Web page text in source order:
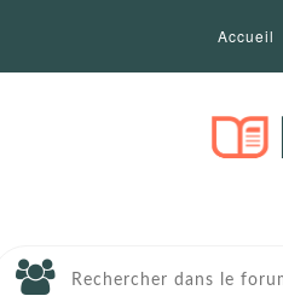
Accueil